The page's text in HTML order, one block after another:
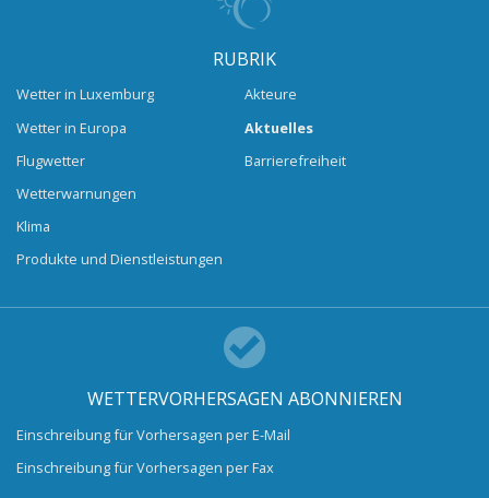
RUBRIK
Wetter in Luxemburg
Wetter in Europa
Flugwetter
Wetterwarnungen
Klima
Produkte und Dienstleistungen
Akteure
Aktuelles
Barrierefreiheit
WETTERVORHERSAGEN ABONNIEREN
Einschreibung für Vorhersagen per E-Mail
Einschreibung für Vorhersagen per Fax